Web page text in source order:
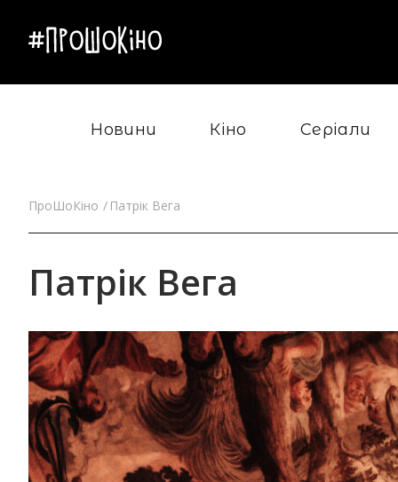
Новини Кіно Серіали
ПроШоКіно Патрік Вега
Патрік Вега